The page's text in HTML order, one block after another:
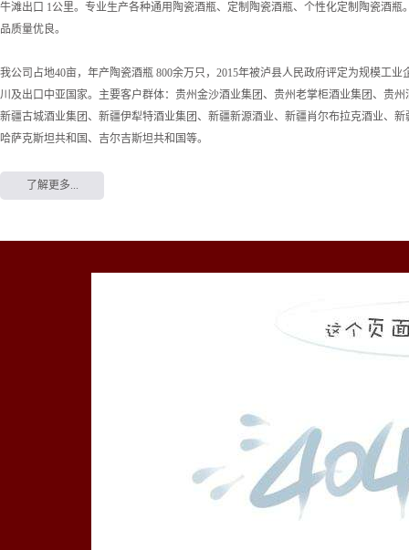
牛滩出口 1公里。专业生产各种通用陶瓷酒瓶、定制陶瓷酒瓶、个性化定制陶瓷酒瓶
品质量优良。
我公司占地40亩，年产陶瓷酒瓶 800余万只，2015年被泸县人民政府评定为规模工
川及出口中亚国家。主要客户群体：贵州金沙酒业集团、贵州老掌柜酒业集团、贵
新疆古城酒业集团、新疆伊犁特酒业集团、新疆新源酒业、新疆肖尔布拉克酒业、
哈萨克斯坦共和国、吉尔吉斯坦共和国等。
了解更多...